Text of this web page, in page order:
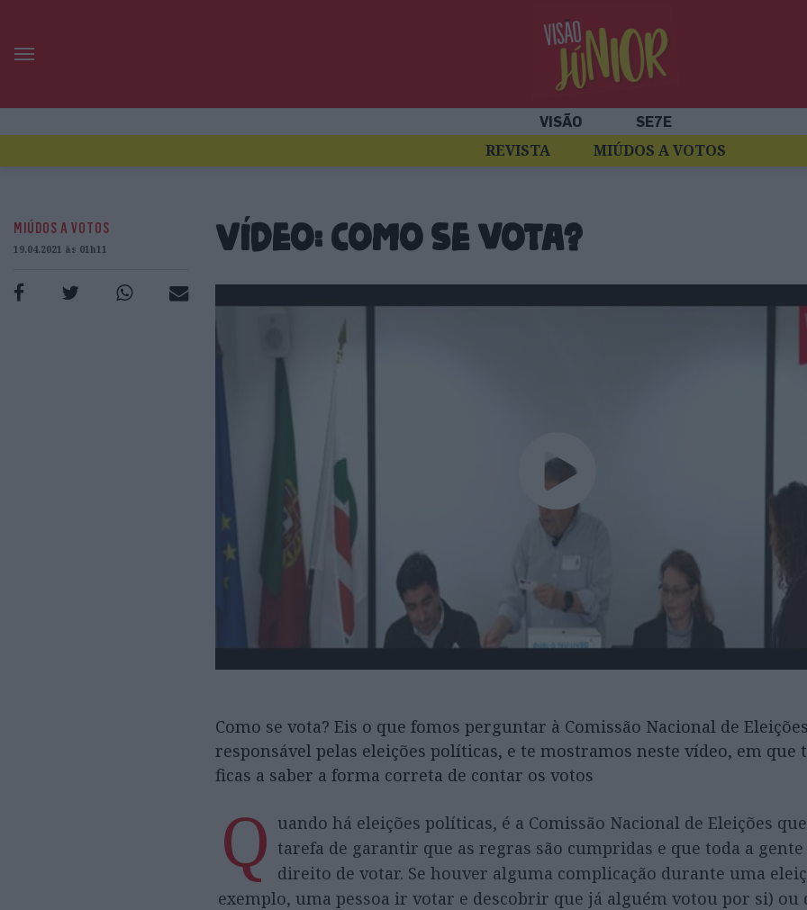
VISÃO SE7E
REVISTA MIÚDOS A VOTOS
MIÚDOS A VOTOS
19.04.2021 às 01h11 Vídeo: como se vota?
Como se vota? Eis o que fomos perguntar à Comissão Nacional de
responsável pelas eleições políticas, e te mostramos neste vídeo, em que
ficas a saber a forma correta de contar os votos
Q uando há eleições políticas, é a Comissão Nacional de Eleições
tarefa de garantir que as regras são cumpridas e que toda a
direito de votar. Se houver alguma complicação durante uma
exemplo, uma pessoa ir votar e descobrir que já alguém votou por si) ou